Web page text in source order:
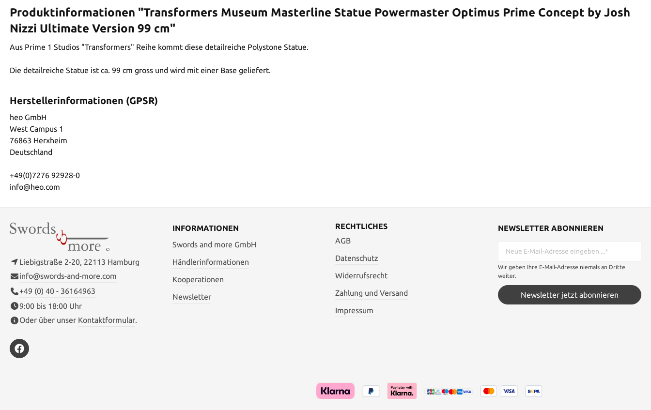
Produktinformationen "Transformers Museum Masterline Statue Powermaster Optimus Prime Concept by Josh
Nizzi Ultimate Version 99 cm"
Aus Prime 1 Studios "Transformers" Reihe kommt diese detailreiche Polystone Statue.
Die detailreiche Statue ist ca. 99 cm gross und wird mit einer Base geliefert.
Herstellerinformationen (GPSR)
heo GmbH
West Campus 1
76863 Herxheim
Deutschland
+49(0)7276 92928-0
info@heo.com
Liebigstraße 2-20, 22113 Hamburg
info@swords-and-more.com
+49 (0) 40 - 36164963
9:00 bis 18:00 Uhr
Oder über unser Kontaktformular.
INFORMATIONEN
Swords and more GmbH
Händlerinformationen
Kooperationen
Newsletter
RECHTLICHES
AGB
Datenschutz
Widerrufsrecht
Zahlung und Versand
Impressum
NEWSLETTER ABONNIEREN
Wir geben Ihre E-Mail-Adresse niemals an Dritte
weiter.
Newsletter jetzt abonnieren